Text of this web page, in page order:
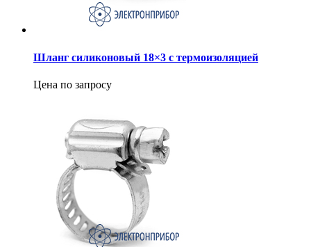
Шланг силиконовый 18×3 с термоизоляцией
Цена по запросу